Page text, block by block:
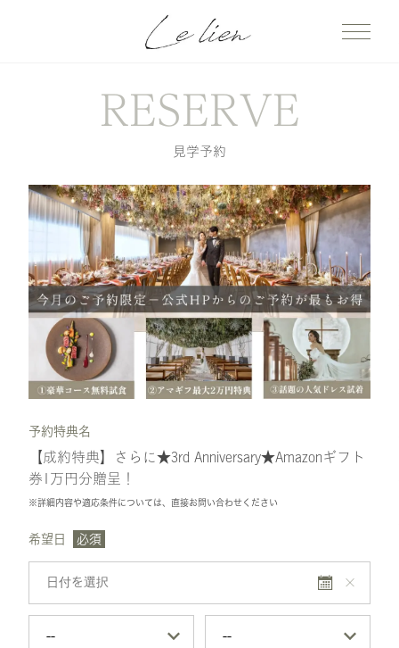
RESERVE
見学予約
予約特典名
【成約特典】さらに★3rd Anniversary★Amazonギフト
券1万円分贈呈！
※詳細内容や適応条件については、直接お問い合わせください
希望日 必須